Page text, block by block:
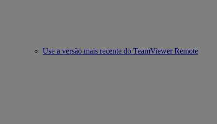
Use a versão mais recente do TeamViewer Remote